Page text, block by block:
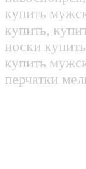
купить
купить,
носки
купить
перчатки